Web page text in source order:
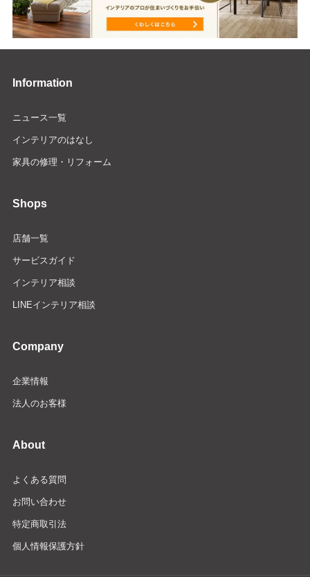
Information
ニュース一覧
インテリアのはなし
家具の修理・リフォーム
Shops
店舗一覧
サービスガイド
インテリア相談
LINEインテリア相談
Company
企業情報
法人のお客様
About
よくある質問
お問い合わせ
特定商取引法
個人情報保護方針